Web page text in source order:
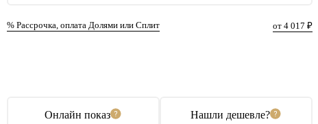
% Рассрочка, оплата Долями или Сплит от 4 017 ₽
Онлайн показ Нашли дешевле?